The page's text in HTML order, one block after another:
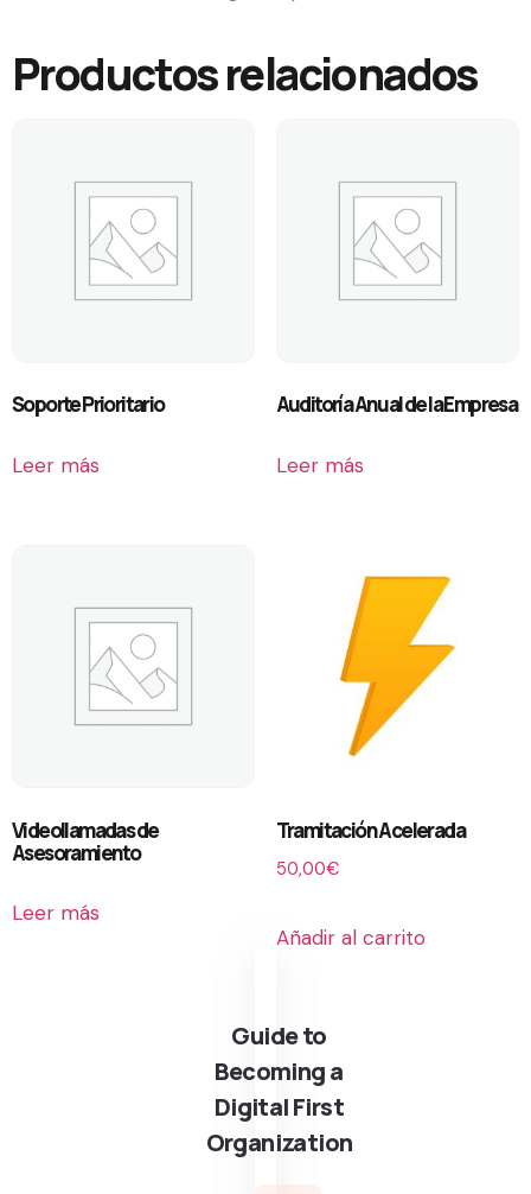
Productos relacionados
Soporte Prioritario
Leer más
Auditoría Anual de la Empresa
Leer más
Videollamadas de
Asesoramiento
Leer más
Tramitación Acelerada
50,00€
Añadir al carrito
Guide to
Becoming a
Digital First
Organization